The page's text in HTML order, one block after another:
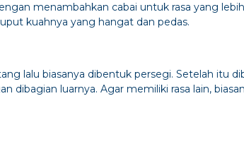
menambahkan cabai untuk rasa yang
kuahnya yang hangat dan pedas.
lalu biasanya dibentuk persegi. Setelah itu
dibagian luarnya. Agar memiliki rasa lain,